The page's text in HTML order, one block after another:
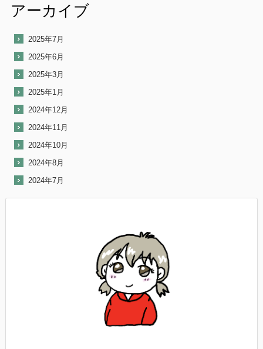
アーカイブ
2025年7月
2025年6月
2025年3月
2025年1月
2024年12月
2024年11月
2024年10月
2024年8月
2024年7月